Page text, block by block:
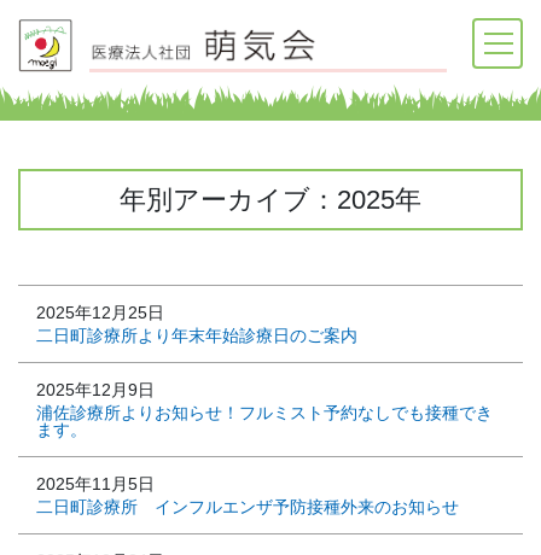
年別アーカイブ：2025年
2025年12月25日
二日町診療所より年末年始診療日のご案内
2025年12月9日
浦佐診療所よりお知らせ！フルミスト予約なしでも接種でき
ます。
2025年11月5日
二日町診療所 インフルエンザ予防接種外来のお知らせ